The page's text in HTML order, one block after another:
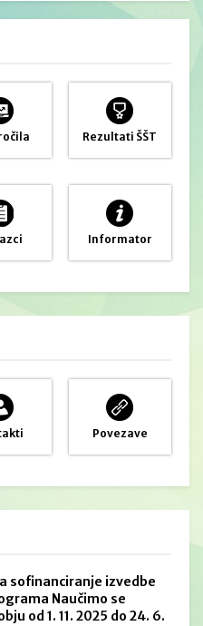
Rezultati ŠŠT
Informator
Povezave
sofinanciranje izvedbe
Naučimo se
od 1. 11. 2025 do 24. 6.